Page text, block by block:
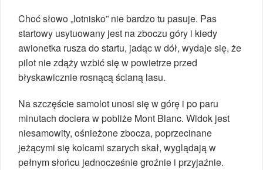
Choć słowo „lotnisko” nie bardzo tu pasuje. Pas
startowy usytuowany jest na zboczu góry i kiedy
awionetka rusza do startu, jadąc w dół, wydaje się, że
pilot nie zdąży wzbić się w powietrze przed
błyskawicznie rosnącą ścianą lasu.
Na szczęście samolot unosi się w górę i po paru
minutach dociera w pobliże Mont Blanc. Widok jest
niesamowity, ośnieżone zbocza, poprzecinane
jeżącymi się kolcami szarych skał, wyglądają w
pełnym słońcu jednocześnie groźnie i przyjaźnie.